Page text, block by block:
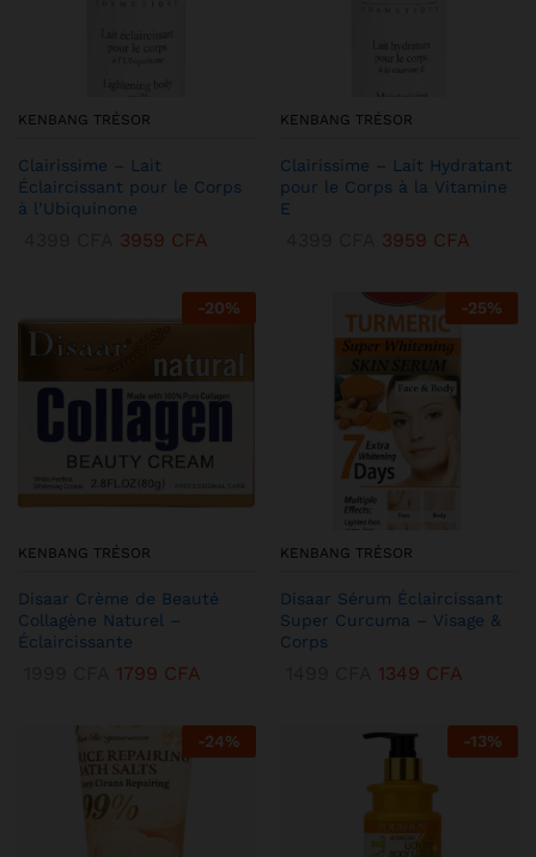
KENBANG TRÉSOR
Clairissime – Lait
Éclaircissant pour le Corps
à l’Ubiquinone
3959 CFA
KENBANG TRÉSOR
Clairissime – Lait Hydratant
pour le Corps à la Vitamine
E
3959 CFA
-20%
KENBANG TRÉSOR
Disaar Crème de Beauté
Collagène Naturel –
Éclaircissante
1799 CFA
-25%
KENBANG TRÉSOR
Disaar Sérum Éclaircissant
Super Curcuma – Visage &
Corps
1349 CFA
-24% -13%